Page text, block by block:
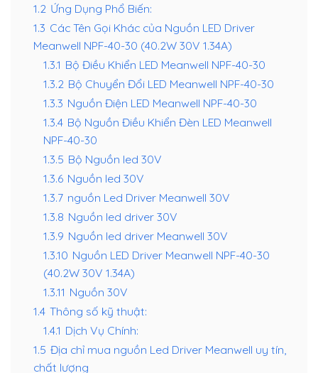
1.2 Ứng Dụng Phổ Biến:
1.3 Các Tên Gọi Khác của Nguồn LED Driver
Meanwell NPF-40-30 (40.2W 30V 1.34A)
1.3.1 Bộ Điều Khiển LED Meanwell NPF-40-30
1.3.2 Bộ Chuyển Đổi LED Meanwell NPF-40-30
1.3.3 Nguồn Điện LED Meanwell NPF-40-30
1.3.4 Bộ Nguồn Điều Khiển Đèn LED Meanwell
NPF-40-30
1.3.5 Bộ Nguồn led 30V
1.3.6 Nguồn led 30V
1.3.7 nguồn Led Driver Meanwell 30V
1.3.8 Nguồn led driver 30V
1.3.9 Nguồn led driver Meanwell 30V
1.3.10 Nguồn LED Driver Meanwell NPF-40-30
(40.2W 30V 1.34A)
1.3.11 Nguồn 30V
1.4 Thông số kỹ thuật:
1.4.1 Dịch Vụ Chính:
1.5 Địa chỉ mua nguồn Led Driver Meanwell uy tín,
chất lượng